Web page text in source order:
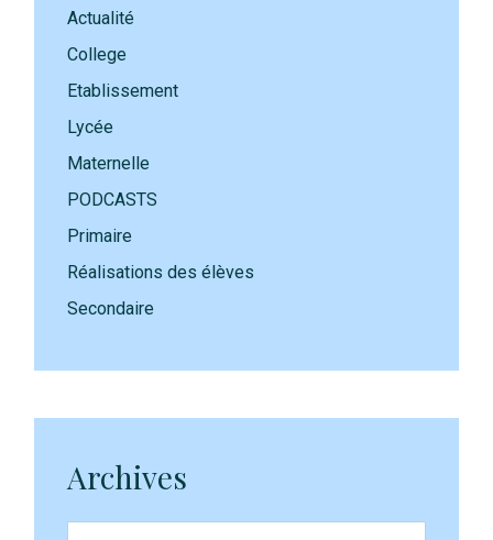
Actualité
College
Etablissement
Lycée
Maternelle
PODCASTS
Primaire
Réalisations des élèves
Secondaire
Archives
Archives